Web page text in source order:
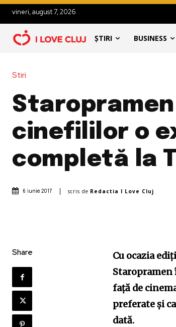
vineri, august 7, 2026
ȘTIRI BUSINESS
Stiri
cinefililor o
completă la
6 iunie 2017 scris de Redactia I Love Cluj
Share
Cu ocazia
față de
preferate și
dată.